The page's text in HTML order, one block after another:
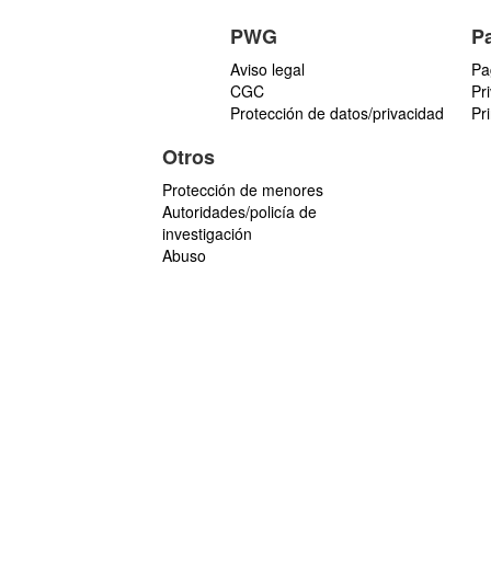
PWG
Aviso legal
CGC
Protección de datos/privacidad
Otros
Protección de menores
Autoridades/policía de
investigación
Abuso